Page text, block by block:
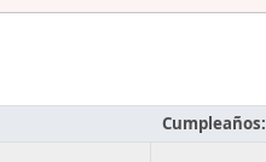
Cumpleaños: